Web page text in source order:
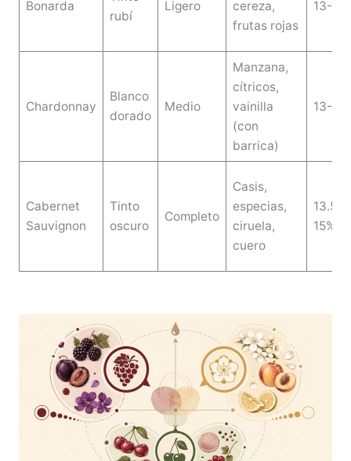
Bonarda
rubí
Ligero
cereza,
frutas rojas
13-
Chardonnay
Blanco
dorado
Medio
Manzana,
cítricos,
vainilla
(con
barrica)
13-
Cabernet
Sauvignon
Tinto
oscuro
Completo
Casis,
especias,
ciruela,
cuero
13.5-
15%